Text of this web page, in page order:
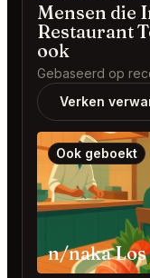
Mensen die
Restaurant
ook
Gebaseerd op
Verken
Ook geboekt
n/naka Los